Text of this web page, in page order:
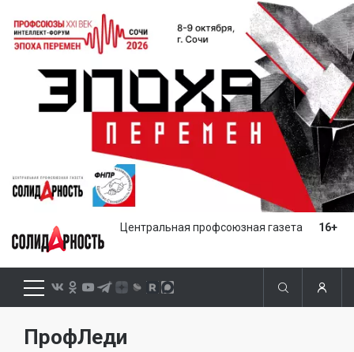
Центральная профсоюзная газета 16+
ПрофЛеди